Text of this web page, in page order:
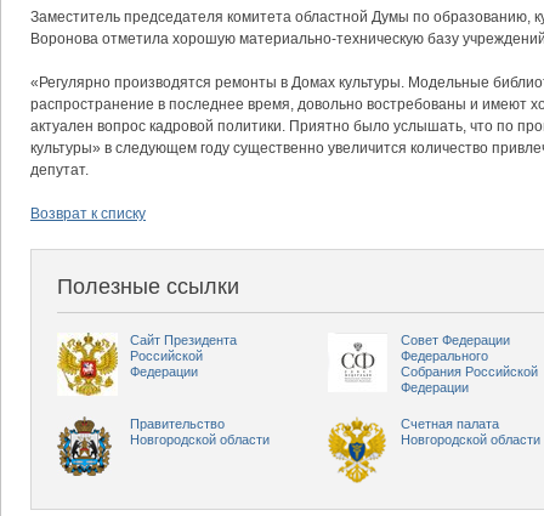
Заместитель председателя комитета областной Думы по образованию,
Воронова отметила хорошую материально-техническую базу
«Регулярно производятся ремонты в Домах культуры. Модельные
распространение в последнее время, довольно востребованы и имеют
актуален вопрос кадровой политики. Приятно было услышать, что по
культуры» в следующем году существенно увеличится количество
депутат.
Возврат к списку
Полезные ссылки
Сайт Президента
Российской
Федерации
Совет Федерации
Федерального
Собрания Российской
Федерации
Правительство
Новгородской области
Счетная палата
Новгородской области